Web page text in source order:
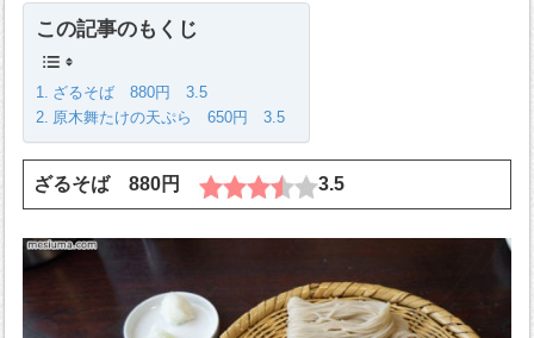
この記事のもくじ
ざるそば 880円 3.5
原木舞たけの天ぷら 650円 3.5
ざるそば 880円 3.5